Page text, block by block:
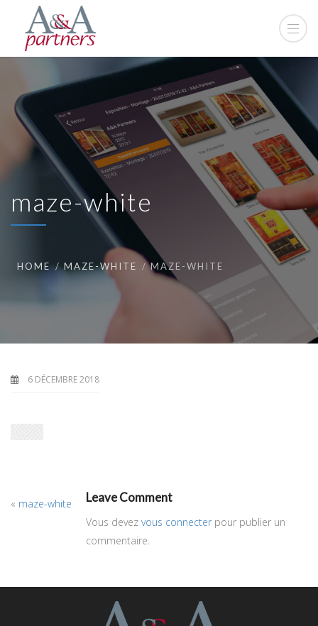
maze-white
HOME MAZE-WHITE MAZE-WHITE
6 DÉCEMBRE 2018
« maze-white Leave Comment
Vous devez vous connecter pour publier un
commentaire.